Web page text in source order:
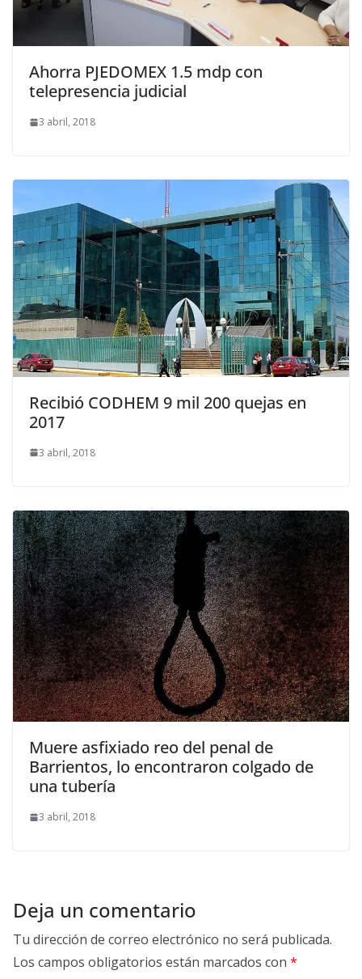
Ahorra PJEDOMEX 1.5 mdp con
telepresencia judicial
3 abril, 2018
Recibió CODHEM 9 mil 200 quejas en
2017
3 abril, 2018
Muere asfixiado reo del penal de
Barrientos, lo encontraron colgado de
una tubería
3 abril, 2018
Deja un comentario
Tu dirección de correo electrónico no será publicada.
Los campos obligatorios están marcados con *